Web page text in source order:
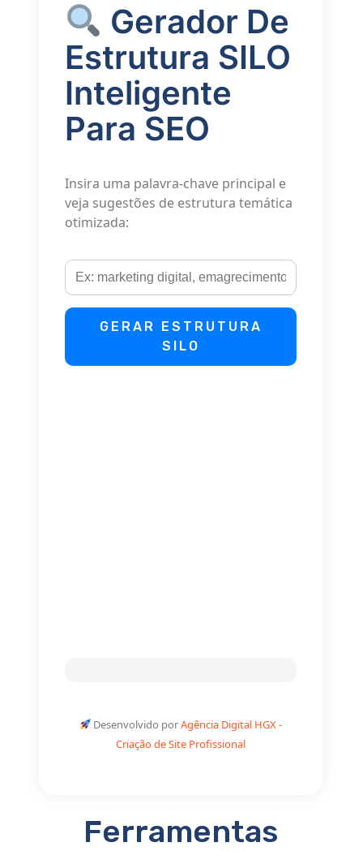
Gerador De
Estrutura SILO
Inteligente
Para SEO
Insira uma palavra-chave principal e
veja sugestões de estrutura temática
otimizada:
GERAR ESTRUTURA
SILO
Desenvolvido porAgência Digital HGX -
Criação de Site Profissional
Ferramentas